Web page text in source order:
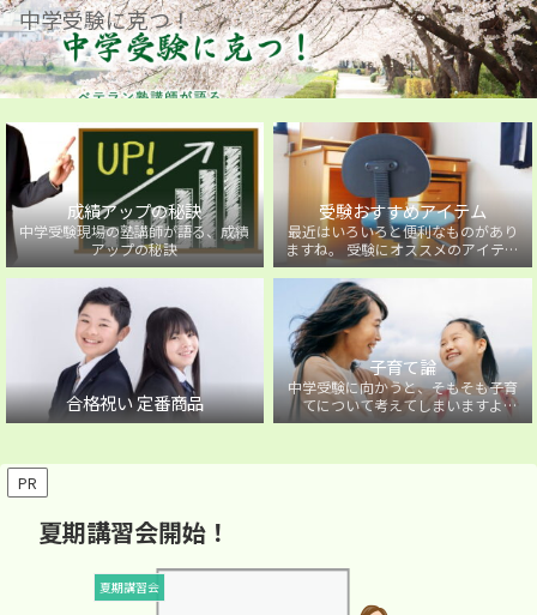
中学受験に克つ！
成績アップの秘訣
中学受験現場の塾講師が語る、成績
アップの秘訣
受験おすすめアイテム
最近はいろいろと便利なものがあり
ますね。 受験にオススメのアイテム
を紹介しています。
合格祝い 定番商品
子育て論
中学受験に向かうと、そもそも子育
てについて考えてしまいますよ
ね・・・。中学受験に向かうお子様
PR
夏期講習会開始！
夏期講習会